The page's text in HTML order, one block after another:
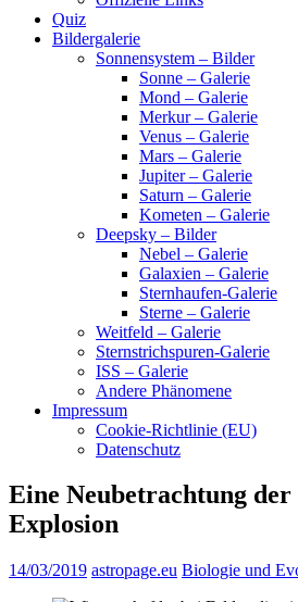
Quiz
Bildergalerie
Sonnensystem – Bilder
Sonne – Galerie
Mond – Galerie
Merkur – Galerie
Venus – Galerie
Mars – Galerie
Jupiter – Galerie
Saturn – Galerie
Kometen – Galerie
Deepsky – Bilder
Nebel – Galerie
Galaxien – Galerie
Sternhaufen-Galerie
Sterne – Galerie
Weitfeld – Galerie
Sternstrichspuren-Galerie
ISS – Galerie
Andere Phänomene
Impressum
Cookie-Richtlinie (EU)
Datenschutz
Eine Neubetrachtung
Explosion
14/03/2019 astropage.eu Biologie und